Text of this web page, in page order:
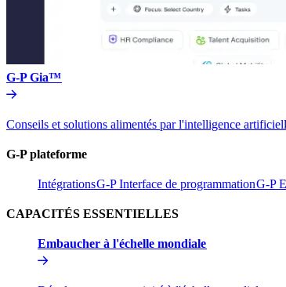
G-P Gia™​​
Conseils et solutions alimentés par l'intelligence
G-P plateforme​​
Intégrations​​G-P Interface de programmation​​G-P
CAPACITÉS ESSENTIELLES​​
Embaucher à l'échelle mondiale​​